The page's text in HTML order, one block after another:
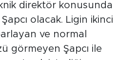
direktör konusunda
olacak. Ligin ikinci
ve normal
görmeyen Şapcı ile